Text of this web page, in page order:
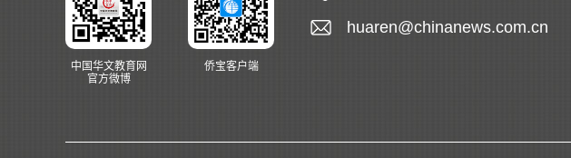
中国华文教育网
官方微博
侨宝客户端
huaren@chinanews.com.cn